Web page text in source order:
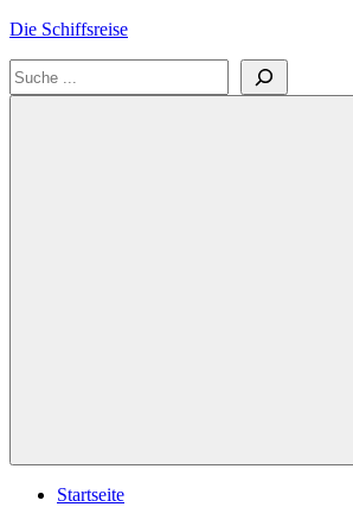
Zum
springen
Die Schiffsreise
Literatur-
Suchen
Startseite